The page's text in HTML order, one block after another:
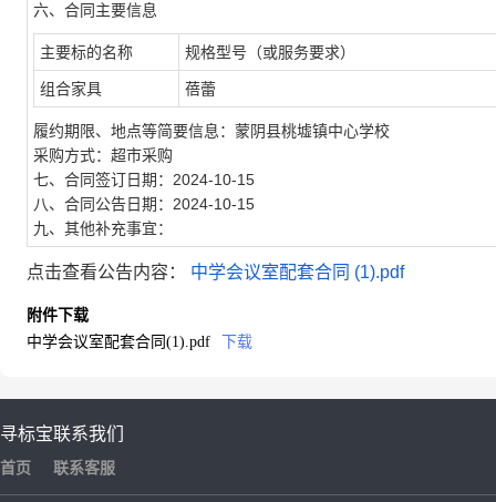
六、合同主要信息
主要标的名称 规格型号（或服务要求）
组合家具 蓓蕾
履约期限、地点等简要信息：蒙阴县桃墟镇中心学校
采购方式：超市采购
七、合同签订日期：2024-10-15
八、合同公告日期：2024-10-15
九、其他补充事宜：
点击查看公告内容： 中学会议室配套合同 (1).pdf
附件下载
中学会议室配套合同(1).pdf
下载
寻标宝
首页
联系我们
联系客服